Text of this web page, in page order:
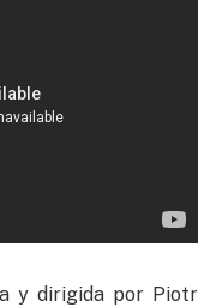
y dirigida por Piotr